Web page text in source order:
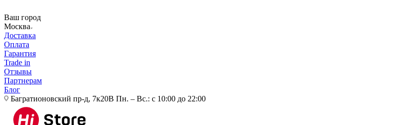
Ваш город
Москва
Доставка
Оплата
Гарантия
Trade in
Отзывы
Партнерам
Блог
Багратионовский пр-д, 7к20В Пн. – Вс.: с 10:00 до 22:00